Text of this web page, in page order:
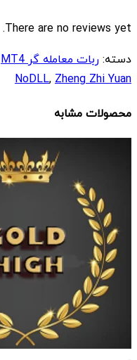
There are no reviews yet.
دسته:ربات معامله گر MT4MT4
NoDLL,Zheng Zhi Yuan
محصولات مشابه